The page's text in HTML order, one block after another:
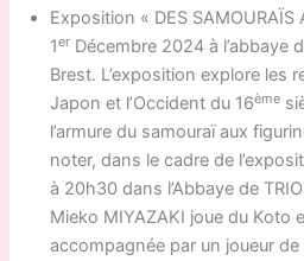
Exposition « DES SAMOURAÏS
1er Décembre 2024 à l’abbaye
Brest. L’exposition explore les
Japon et l’Occident du 16ème
l’armure du samouraï aux
noter, dans le cadre de
à 20h30 dans l’Abbaye de
Mieko MIYAZAKI joue du Koto
accompagnée par un joueur